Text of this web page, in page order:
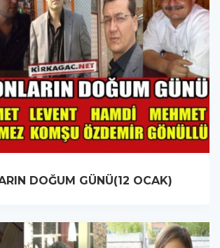
DOĞUM GÜNÜ(12 OCAK)